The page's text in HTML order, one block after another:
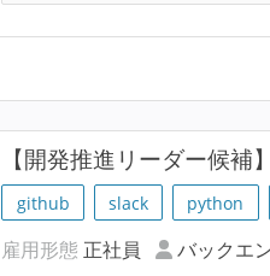
【開発推進リーダー候
github slack python
雇用形態 正社員 バックエ